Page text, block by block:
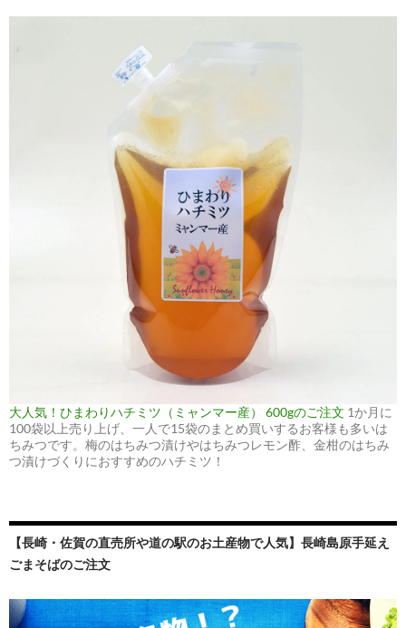
大人気！ひまわりハチミツ（ミャンマー産） 600gのご注文 1か月に
100袋以上売り上げ、一人で15袋のまとめ買いするお客様も多いは
ちみつです。梅のはちみつ漬けやはちみつレモン酢、金柑のはちみ
つ漬けづくりにおすすめのハチミツ！
【長崎・佐賀の直売所や道の駅のお土産物で人気】長崎島原手延え
ごまそばのご注文